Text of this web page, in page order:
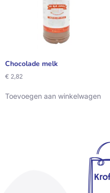
Chocolade melk
€ 2,82
Toevoegen aan winkelwagen